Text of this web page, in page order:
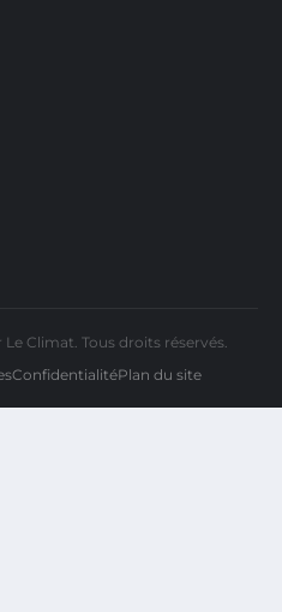
Climat. Tous droits réservés.
ConfidentialitéPlan du site